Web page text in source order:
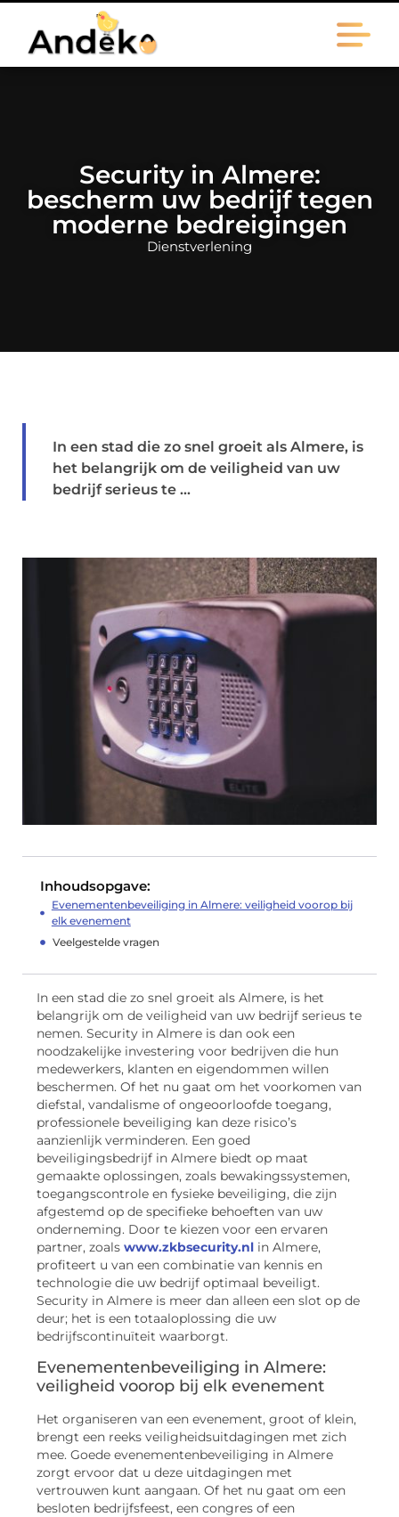
Security in Almere:
bescherm uw bedrijf tegen
moderne bedreigingen
Dienstverlening
In een stad die zo snel groeit als Almere, is
het belangrijk om de veiligheid van uw
bedrijf serieus te ...
Inhoudsopgave:
Evenementenbeveiliging in Almere: veiligheid voorop bij
elk evenement
Veelgestelde vragen
In een stad die zo snel groeit als Almere, is het
belangrijk om de veiligheid van uw bedrijf serieus te
nemen. Security in Almere is dan ook een
noodzakelijke investering voor bedrijven die hun
medewerkers, klanten en eigendommen willen
beschermen. Of het nu gaat om het voorkomen van
diefstal, vandalisme of ongeoorloofde toegang,
professionele beveiliging kan deze risico’s
aanzienlijk verminderen. Een goed
beveiligingsbedrijf in Almere biedt op maat
gemaakte oplossingen, zoals bewakingssystemen,
toegangscontrole en fysieke beveiliging, die zijn
afgestemd op de specifieke behoeften van uw
onderneming. Door te kiezen voor een ervaren
partner, zoals www.zkbsecurity.nl in Almere,
profiteert u van een combinatie van kennis en
technologie die uw bedrijf optimaal beveiligt.
Security in Almere is meer dan alleen een slot op de
deur; het is een totaaloplossing die uw
bedrijfscontinuïteit waarborgt.
Evenementenbeveiliging in Almere:
veiligheid voorop bij elk evenement
Het organiseren van een evenement, groot of klein,
brengt een reeks veiligheidsuitdagingen met zich
mee. Goede evenementenbeveiliging in Almere
zorgt ervoor dat u deze uitdagingen met
vertrouwen kunt aangaan. Of het nu gaat om een
besloten bedrijfsfeest, een congres of een